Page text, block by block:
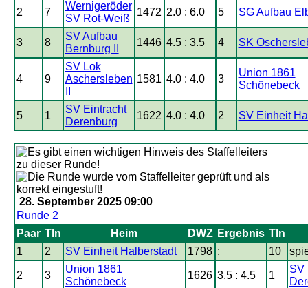
2 7
Wernigeröder
SV Rot-Weiß
1472 2.0 : 6.0 5 SG Aufbau
3 8
SV Aufbau
Bernburg II
1446 4.5 : 3.5 4 SK
4 9
SV Lok
Aschersleben 1581 4.0 : 4.0 3
Union 1861
Schönebeck
5 1
SV Eintracht
Derenburg
1622 4.0 : 4.0 2 SV Einheit
28. September 2025 09:00
Runde 2
Paar Tln Heim DWZ Ergebnis Tln
1
2 SV Einheit Halberstadt 1798 : 10
2 3
Union 1861
Schönebeck
1626 3.5 : 4.5 1
SV